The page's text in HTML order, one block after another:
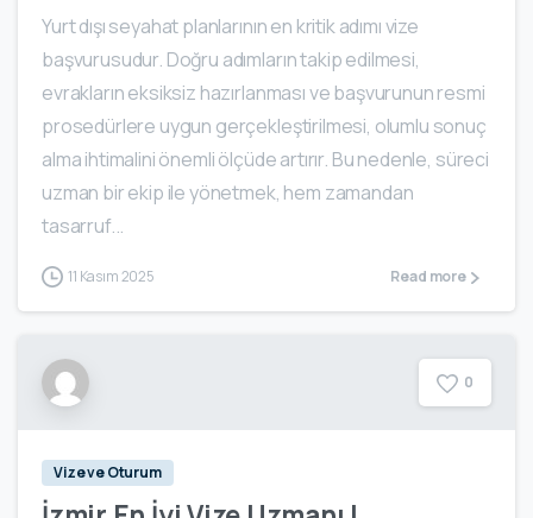
Yurt dışı seyahat planlarının en kritik adımı vize
başvurusudur. Doğru adımların takip edilmesi,
evrakların eksiksiz hazırlanması ve başvurunun resmi
prosedürlere uygun gerçekleştirilmesi, olumlu sonuç
alma ihtimalini önemli ölçüde artırır. Bu nedenle, süreci
uzman bir ekip ile yönetmek, hem zamandan
tasarruf...
11 Kasım 2025 Read more
0
Vize ve Oturum